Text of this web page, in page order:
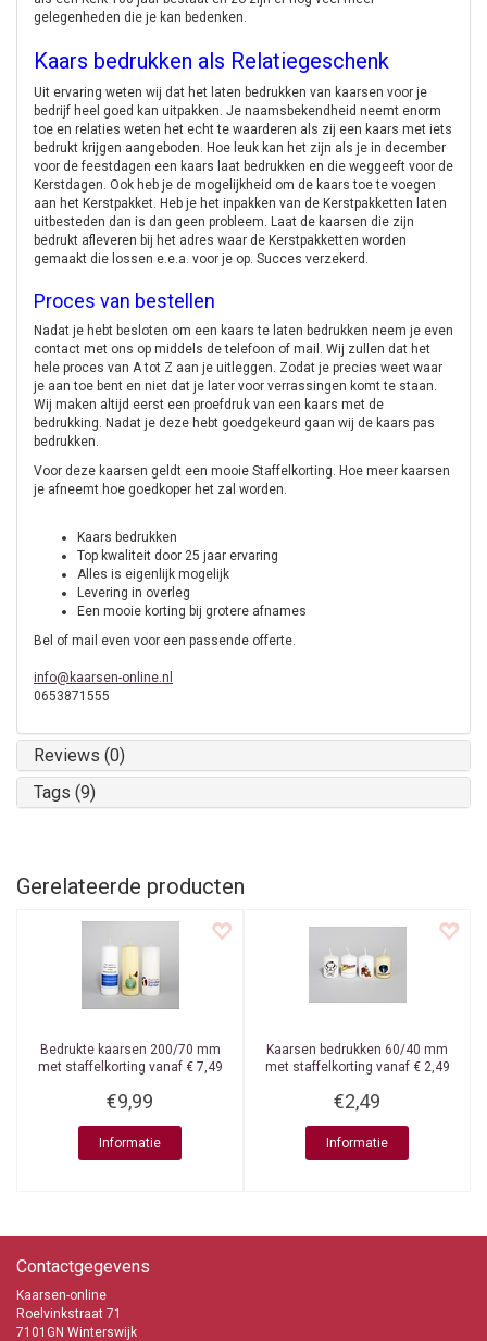
gelegenheden die je kan bedenken.
Kaars bedrukken als Relatiegeschenk
Uit ervaring weten wij dat het laten bedrukken van kaarsen voor je
bedrijf heel goed kan uitpakken. Je naamsbekendheid neemt enorm
toe en relaties weten het echt te waarderen als zij een kaars met iets
bedrukt krijgen aangeboden. Hoe leuk kan het zijn als je in december
voor de feestdagen een kaars laat bedrukken en die weggeeft voor de
Kerstdagen. Ook heb je de mogelijkheid om de kaars toe te voegen
aan het Kerstpakket. Heb je het inpakken van de Kerstpakketten laten
uitbesteden dan is dan geen probleem. Laat de kaarsen die zijn
bedrukt afleveren bij het adres waar de Kerstpakketten worden
gemaakt die lossen e.e.a. voor je op. Succes verzekerd.
Proces van bestellen
Nadat je hebt besloten om een kaars te laten bedrukken neem je even
contact met ons op middels de telefoon of mail. Wij zullen dat het
hele proces van A tot Z aan je uitleggen. Zodat je precies weet waar
je aan toe bent en niet dat je later voor verrassingen komt te staan.
Wij maken altijd eerst een proefdruk van een kaars met de
bedrukking. Nadat je deze hebt goedgekeurd gaan wij de kaars pas
bedrukken.
Voor deze kaarsen geldt een mooie Staffelkorting. Hoe meer kaarsen
je afneemt hoe goedkoper het zal worden.
Kaars bedrukken
Top kwaliteit door 25 jaar ervaring
Alles is eigenlijk mogelijk
Levering in overleg
Een mooie korting bij grotere afnames
Bel of mail even voor een passende offerte.
info@kaarsen-online.nl
0653871555
Reviews (0)
Tags (9)
Gerelateerde producten
Bedrukte kaarsen 200/70 mm
met staffelkorting vanaf € 7,49
€9,99
Informatie
Kaarsen bedrukken 60/40 mm
met staffelkorting vanaf € 2,49
€2,49
Informatie
Contactgegevens
Kaarsen-online
Roelvinkstraat 71
7101GN Winterswijk